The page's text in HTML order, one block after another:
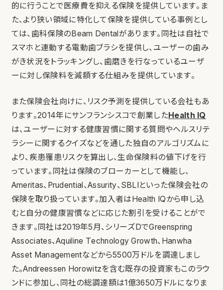
的に行うことで医療費を抑える保険を提供しています。ま
た、より狭い領域に特化して保険を提供している事例とし
ては、歯科保険のBeam Dentalがあります。同社は自社で
スマホと連動する電動歯ブラシを提供し、ユーザーの歯み
がき状況をトラッキングし、歯磨きを行なっているユーザ
ーに対し保険料を減額する仕組みを提供しています。
また保険会社向けに、リスク予測を提供している会社もあ
ります。2014年にサンフランシスコで創業したHealth IQ
は、ユーザーに対する健康習慣に関する質問やヘルスリテ
ラシーに関するクイズなどを通した独自のアルゴリズムに
より、疾患罹患リスクを算出し、生命保険料の値下げを行
っています。同社は保険のブローカーとして機能し、
Ameritas、Prudential、Assurity、SBLIといった保険会社の
保険を取り扱っています。加入者はHealth IQから申し込
むと自分の健康習慣などに応じた割引を受けることがで
きます。同社は2019年5月、シリーズDでGreenspring
Associates、Aquiline Technology Growth、Hanwha
Asset Managementなどから5500万ドルを調達しまし
た。Andreessen Horowitzを含む既存の投資家もこのラウ
ンドに参加し、同社の総調達額は1億3650万ドルになりま